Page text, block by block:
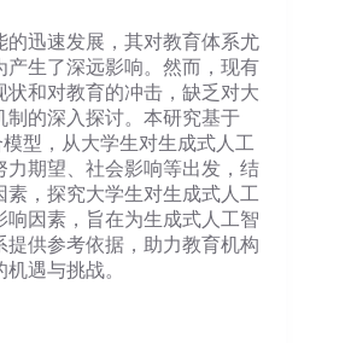
的迅速发展，其对教育体系尤
产生了深远影响。然而，现有
状和对教育的冲击，缺乏对大
制的深入探讨。本研究基于
型，从大学生对生成式人工
力期望、社会影响等出发，结
素，探究大学生对生成式人工
响因素，旨在为生成式人工智
提供参考依据，助力教育机构
遇与挑战。